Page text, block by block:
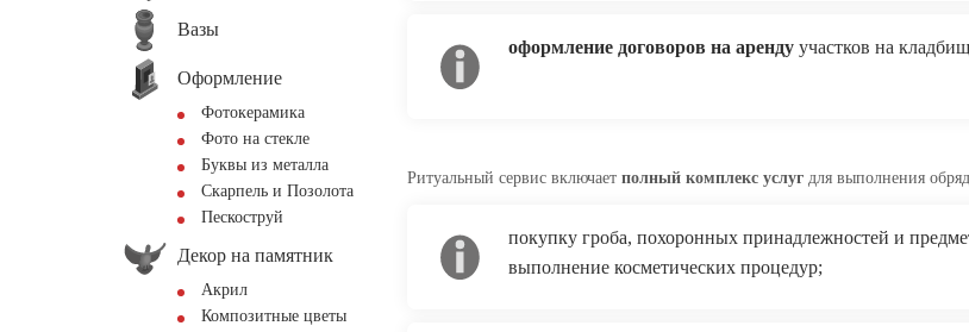
Вазы
Оформление
Фотокерамика
Фото на стекле
Буквы из металла
Скарпель и Позолота
Пескоструй
Декор на памятник
Акрил
Композитные цветы
оформление договоров на аренду участков на
Ритуальный сервис включает полный комплекс услуг для выполнения
покупку гроба, похоронных принадлежностей и
выполнение косметических процедур;